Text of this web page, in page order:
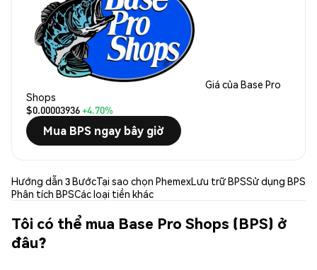
Giá của Base Pro
Shops
$0.00003936+4.70%
Mua BPS ngay bây giờ
Hướng dẫn 3 BướcTại sao chọn PhemexLưu trữ BPSSử dụng BPS
Phân tích BPSCác loại tiền khác
Tôi có thể mua Base Pro Shops (BPS) ở
đâu?